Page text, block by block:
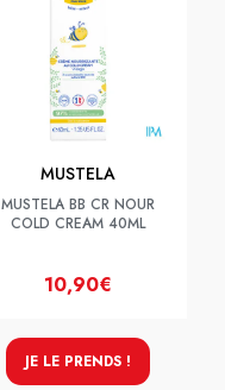
MUSTELA
MUSTELA BB CR NOUR
COLD CREAM 40ML
10,90€
JE LE PRENDS !